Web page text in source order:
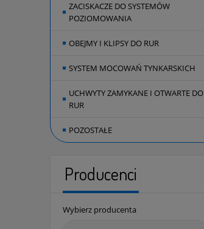
ZACISKACZE DO SYSTEMÓW
POZIOMOWANIA
OBEJMY I KLIPSY DO RUR
SYSTEM MOCOWAŃ TYNKARSKICH
UCHWYTY ZAMYKANE I OTWARTE DO
RUR
POZOSTAŁE
Producenci
Wybierz producenta